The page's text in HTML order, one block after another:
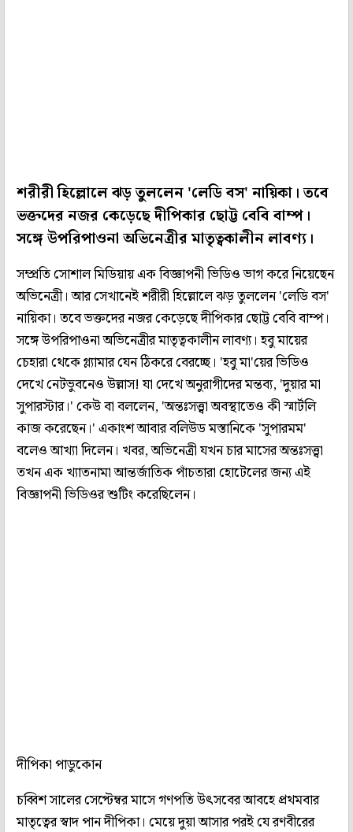
শরীরী হিল্লোলে ঝড় তুললেন 'লেডি বস' নায়িকা। তবে
ভক্তদের নজর কেড়েছে দীপিকার ছোট্ট বেবি বাম্প।
সঙ্গে উপরিপাওনা অভিনেত্রীর মাতৃত্বকালীন লাবণ্য।
সম্প্রতি সোশাল মিডিয়ায় এক বিজ্ঞাপনী ভিডিও ভাগ করে নিয়েছেন
অভিনেত্রী। আর সেখানেই শরীরী হিল্লোলে ঝড় তুললেন 'লেডি বস'
নায়িকা। তবে ভক্তদের নজর কেড়েছে দীপিকার ছোট্ট বেবি বাম্প।
সঙ্গে উপরিপাওনা অভিনেত্রীর মাতৃত্বকালীন লাবণ্য। হবু মায়ের
চেহারা থেকে গ্ল্যামার যেন ঠিকরে বেরচ্ছে। 'হবু মা'য়ের ভিডিও
দেখে নেটভুবনেও উল্লাস! যা দেখে অনুরাগীদের মন্তব্য, 'দুয়ার মা
সুপারস্টার।' কেউ বা বললেন, 'অন্তঃসত্ত্বা অবস্থাতেও কী স্মার্টলি
কাজ করেছেন।' একাংশ আবার বলিউড মস্তানিকে 'সুপারমম'
বলেও আখ্যা দিলেন। খবর, অভিনেত্রী যখন চার মাসের অন্তঃসত্ত্বা
তখন এক খ্যাতনামা আন্তর্জাতিক পাঁচতারা হোটেলের জন্য এই
বিজ্ঞাপনী ভিডিওর শুটিং করেছিলেন।
দীপিকা পাডুকোন
চব্বিশ সালের সেপ্টেম্বর মাসে গণপতি উৎসবের আবহে প্রথমবার
মাতৃত্বের স্বাদ পান দীপিকা। মেয়ে দুয়া আসার পরই যে রণবীরের